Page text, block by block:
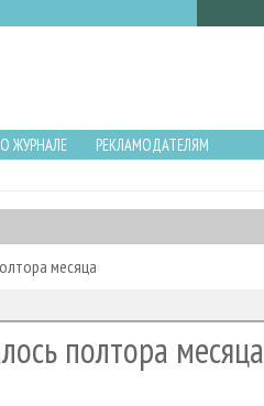
О ЖУРНАЛЕ
РЕКЛАМОДАТЕЛЯМ
месяца
полтора месяца